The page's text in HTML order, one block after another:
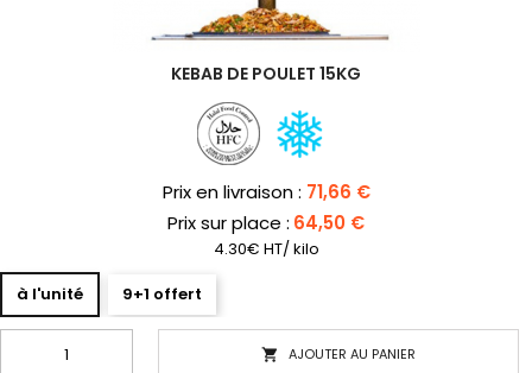
KEBAB DE POULET 15KG
Prix
Prix en livraison : 71,66 €
Prix sur place : 64,50 €
4.30€ HT/ kilo
à l'unité
9+1 offert
 AJOUTER AU PANIER